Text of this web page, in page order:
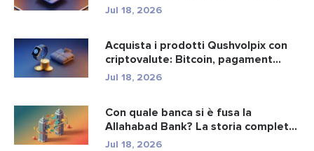
Jul 18, 2026
Acquista i prodotti Qushvolpix con
criptovalute: Bitcoin, pagament...
Jul 18, 2026
Con quale banca si è fusa la
Allahabad Bank? La storia completa
d...
Jul 18, 2026